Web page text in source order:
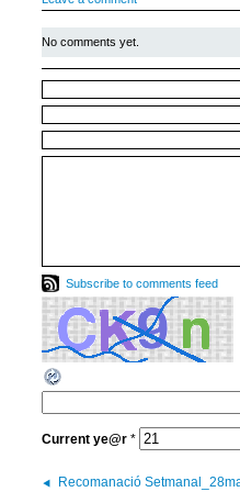
No comments yet.
Subscribe to comments feed
Current ye@r *
Recomanació